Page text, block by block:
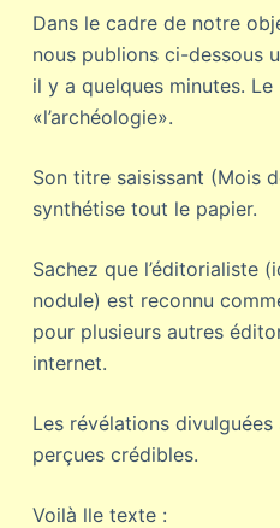
n
Dans le cadre de notre
nous publions ci-dessous
il y a quelques minutes.
«l’archéologie».
Son titre saisissant (Mois
synthétise tout le papier.
Sachez que l’éditorialiste
nodule) est reconnu
pour plusieurs autres
internet.
Les révélations
perçues crédibles.
Voilà lle texte :